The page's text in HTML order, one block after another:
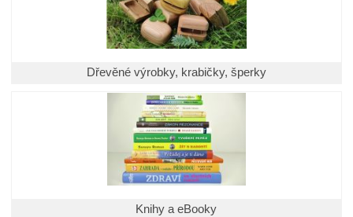
Dřevěné výrobky, krabičky, šperky
Knihy a eBooky